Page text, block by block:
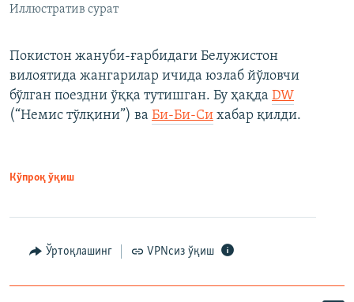
Иллюстратив сурат
Покистон жануби-ғарбидаги Белужистон
вилоятида жангарилар ичида юзлаб йўловчи
бўлган поездни ўққа тутишган. Бу ҳақда DW
(“Немис тўлқини”) ва Би-Би-Си хабар қилди.
Кўпроқ ўқиш
Ўртоқлашинг VPNсиз ўқиш